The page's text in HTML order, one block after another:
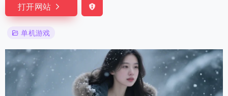
打开网站
单机游戏